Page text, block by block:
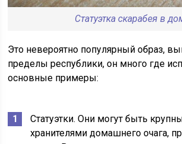
Статуэтка скарабея в
Это невероятно популярный образ,
пределы республики, он много где
основные примеры:
Статуэтки. Они могут быть
хранителями домашнего очага,